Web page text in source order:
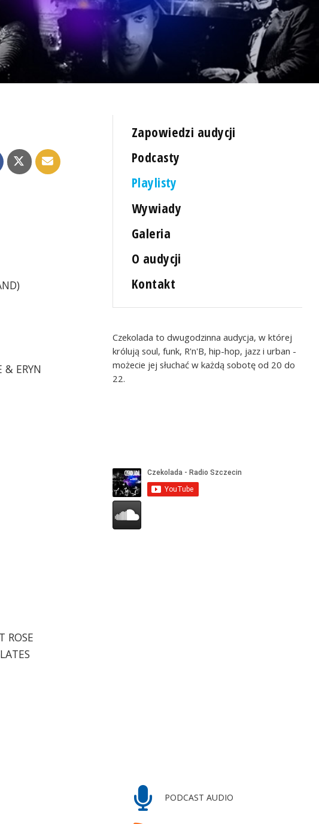
& ERYN
ROSE
Zapowiedzi audycji
Podcasty
Playlisty
Wywiady
Galeria
O audycji
Kontakt
Czekolada to dwugodzinna audycja, w której
królują soul, funk, R'n'B, hip-hop, jazz i urban -
możecie jej słuchać w każdą sobotę od 20 do
22.
PODCAST AUDIO